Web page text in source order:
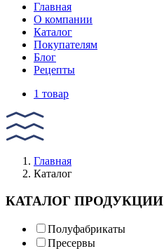
Главная
О компании
Каталог
Покупателям
Блог
Рецепты
1 товар
Главная
Каталог
КАТАЛОГ ПРОДУКЦИИ
Полуфабрикаты
Пресервы